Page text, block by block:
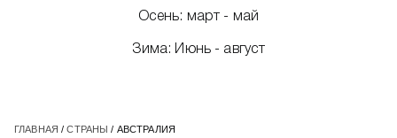
Осень: март - май
Зима: Июнь - август
ГЛАВНАЯ /СТРАНЫ / АВСТРАЛИЯ